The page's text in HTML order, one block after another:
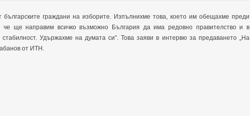
българските граждани на изборите. Изпълнихме това, което им обещахме преди
че ще направим всичко възможно България да има редовно правителство и в
Удържахме на думата си”. Това заяви в интервю за предаването „На
от ИТН.